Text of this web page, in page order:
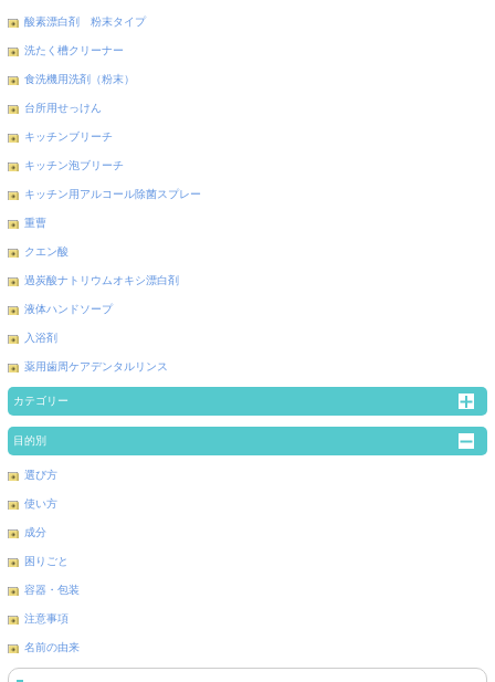
酸素漂白剤 粉末タイプ
洗たく槽クリーナー
食洗機用洗剤（粉末）
台所用せっけん
キッチンブリーチ
キッチン泡ブリーチ
キッチン用アルコール除菌スプレー
重曹
クエン酸
過炭酸ナトリウムオキシ漂白剤
液体ハンドソープ
入浴剤
薬用歯周ケアデンタルリンス
カテゴリー
目的別
選び方
使い方
成分
困りごと
容器・包装
注意事項
名前の由来